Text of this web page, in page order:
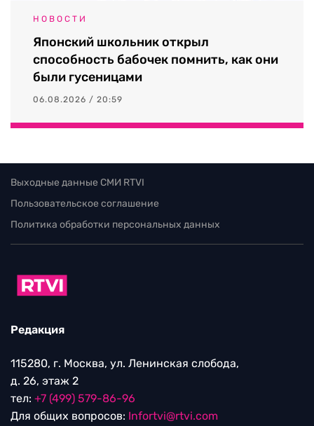
НОВОСТИ
Японский школьник открыл
способность бабочек помнить, как они
были гусеницами
06.08.2026 / 20:59
Выходные данные СМИ RTVI
Пользовательское соглашение
Политика обработки персональных данных
Редакция
115280, г. Москва, ул. Ленинская слобода,
д. 26, этаж 2
тел: +7 (499) 579-86-96
Для общих вопросов: Infortvi@rtvi.com